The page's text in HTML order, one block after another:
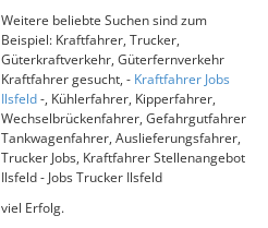
Weitere beliebte Suchen sind zum
Beispiel: Kraftfahrer, Trucker,
Güterkraftverkehr, Güterfernverkehr
Kraftfahrer gesucht, - Kraftfahrer Jobs
Ilsfeld-, Kühlerfahrer, Kipperfahrer,
Wechselbrückenfahrer, Gefahrgutfahrer
Tankwagenfahrer, Auslieferungsfahrer,
Trucker Jobs, Kraftfahrer Stellenangebot
Ilsfeld - Jobs Trucker Ilsfeld
viel Erfolg.